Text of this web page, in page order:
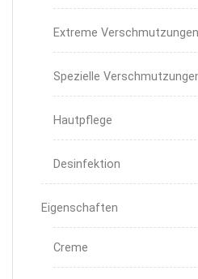
Extreme Verschmutzungen
Spezielle
Hautpflege
Desinfektion
Eigenschaften
Creme